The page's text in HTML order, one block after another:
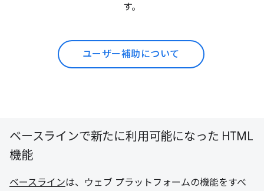
す。
ユーザー補助について
ベースラインで新たに利用可能になった HTML
機能
ベースラインは、ウェブ プラットフォームの機能をすべ